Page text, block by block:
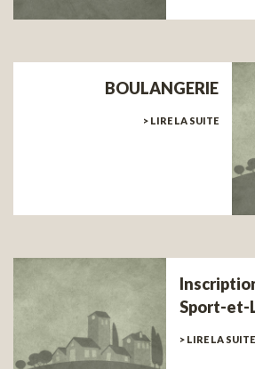
BOULANGERIE
> LIRE LA SUITE
Sport-et-
> LIRE LA SUITE